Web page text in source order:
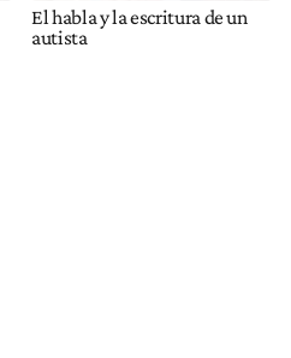
El habla y la escritura de un
autista